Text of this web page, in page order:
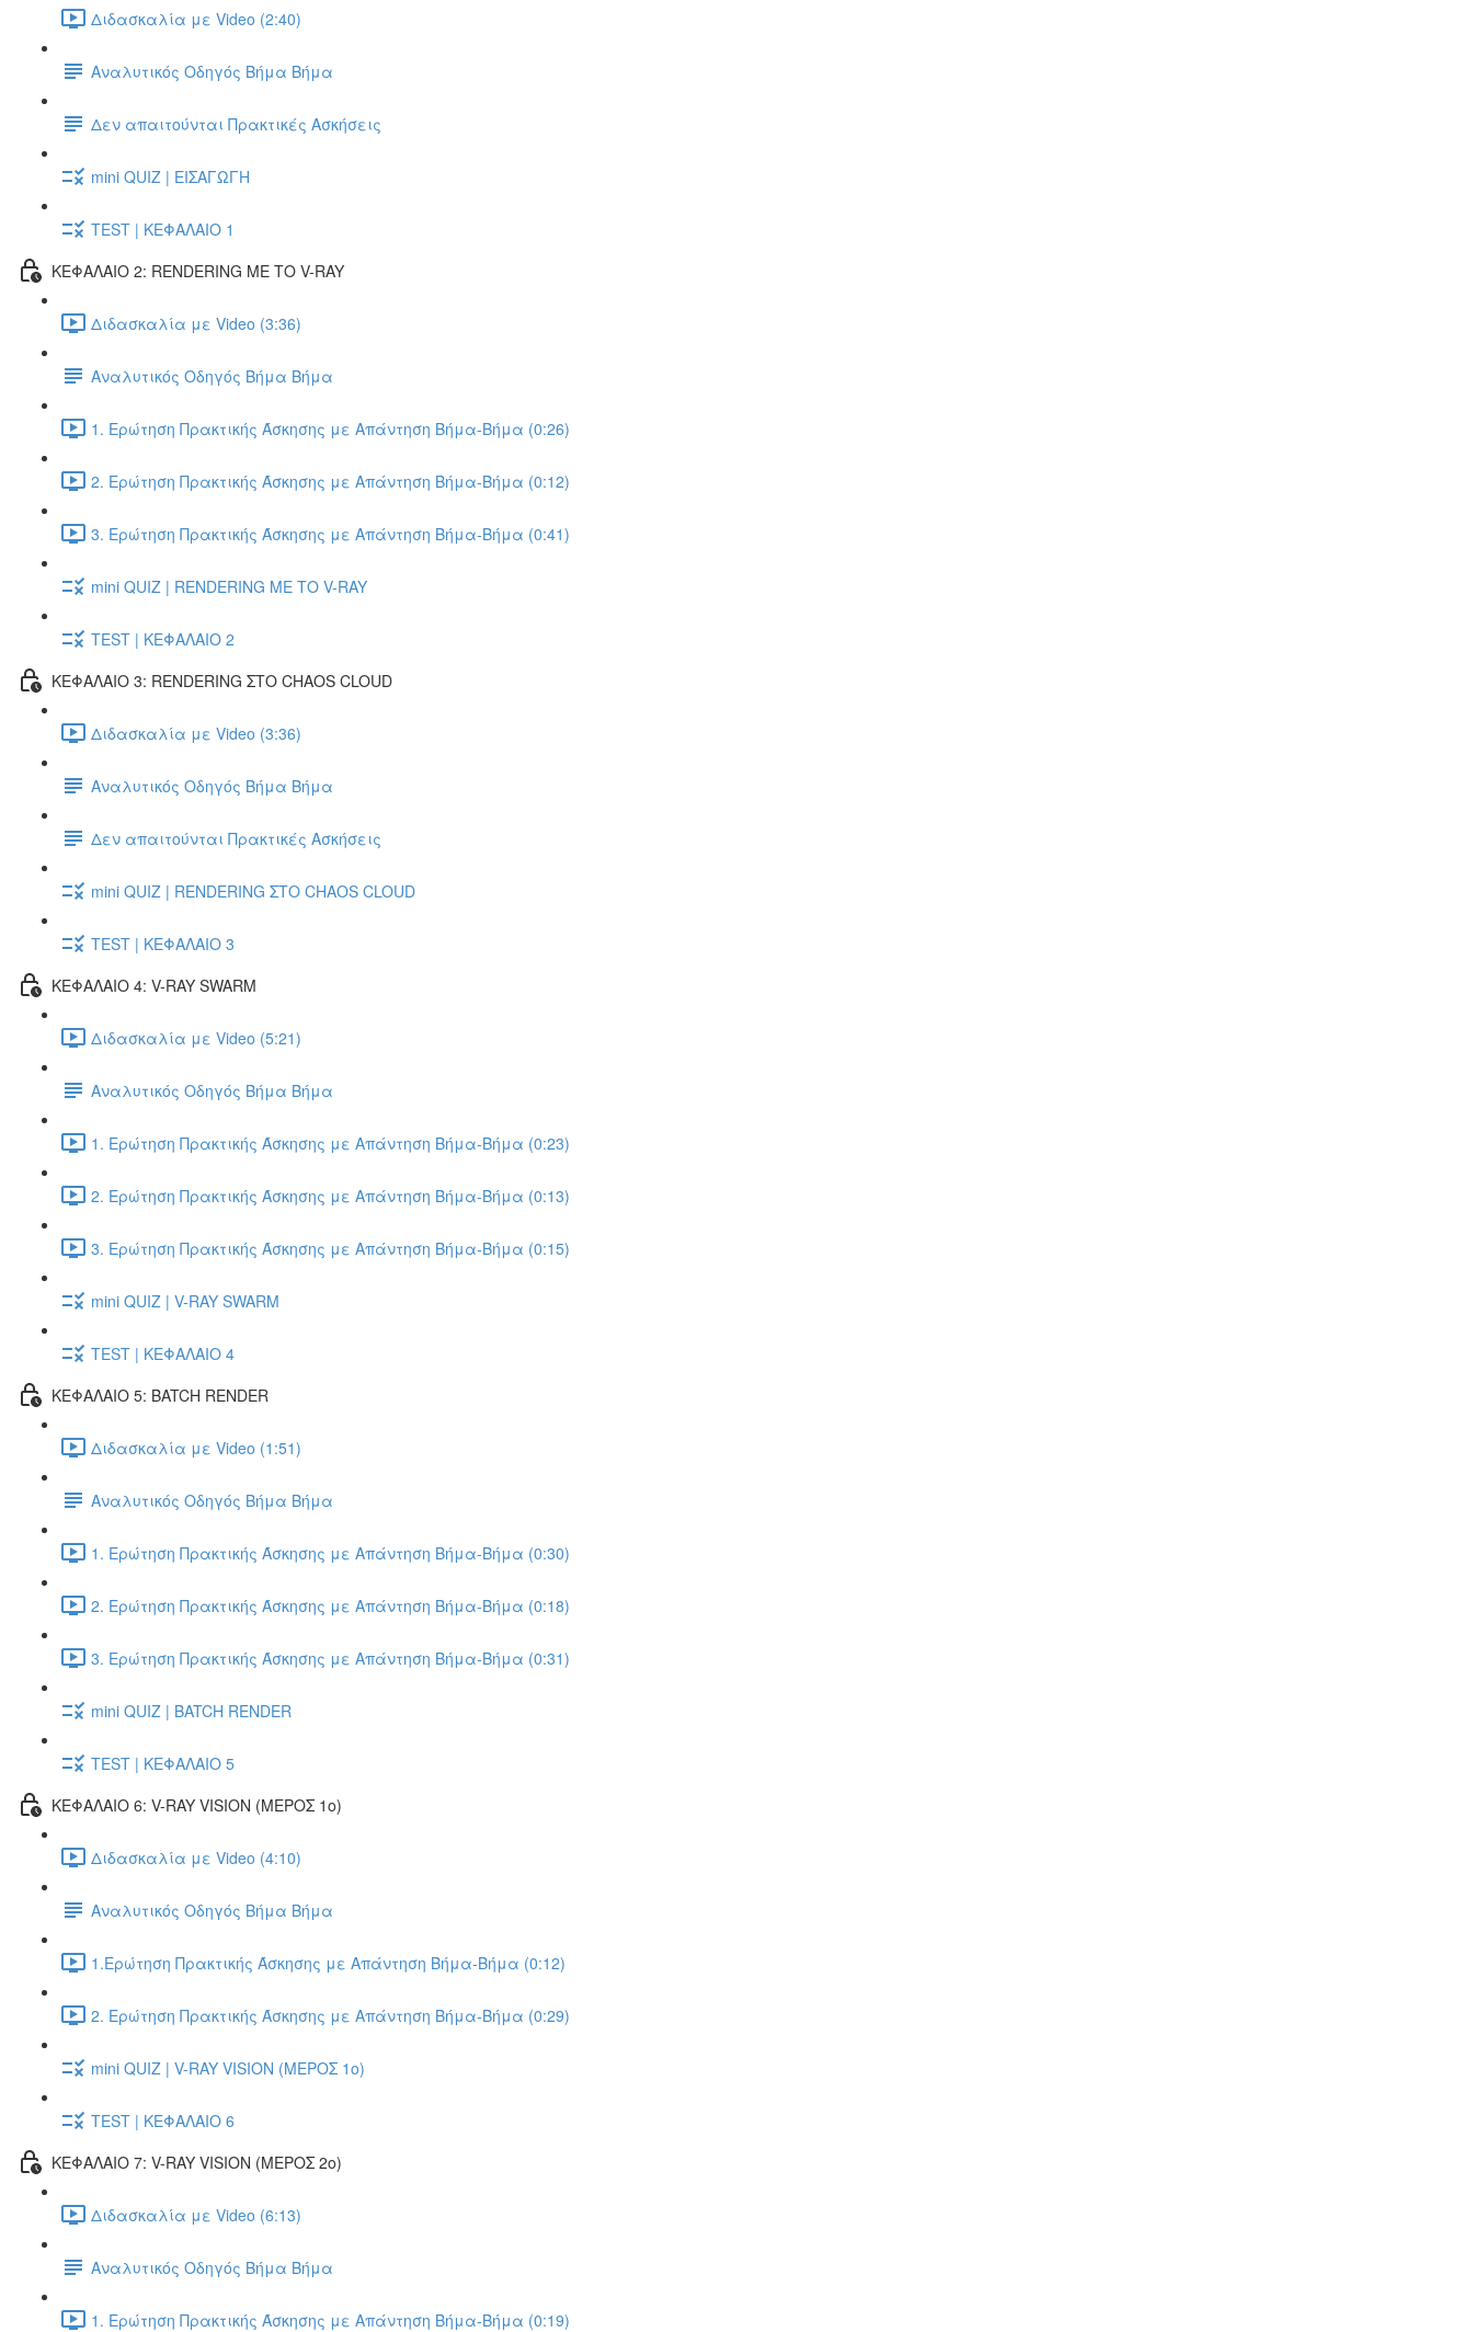
Διδασκαλία με Video (2:40)
Αναλυτικός Οδηγός Βήμα Βήμα
Δεν απαιτούνται Πρακτικές Ασκήσεις
mini QUIZ | ΕΙΣΑΓΩΓΗ
TEST | ΚΕΦΑΛΑΙΟ 1
ΚΕΦΑΛΑΙΟ 2: RENDERING ΜΕ ΤΟ V-RAY
Διδασκαλία με Video (3:36)
Αναλυτικός Οδηγός Βήμα Βήμα
1. Ερώτηση Πρακτικής Άσκησης με Απάντηση Βήμα-Βήμα (0:26)
2. Ερώτηση Πρακτικής Άσκησης με Απάντηση Βήμα-Βήμα (0:12)
3. Ερώτηση Πρακτικής Άσκησης με Απάντηση Βήμα-Βήμα (0:41)
mini QUIZ | RENDERING ΜΕ ΤΟ V-RAY
TEST | ΚΕΦΑΛΑΙΟ 2
ΚΕΦΑΛΑΙΟ 3: RENDERING ΣΤΟ CHAOS CLOUD
Διδασκαλία με Video (3:36)
Αναλυτικός Οδηγός Βήμα Βήμα
Δεν απαιτούνται Πρακτικές Ασκήσεις
mini QUIZ | RENDERING ΣΤΟ CHAOS CLOUD
TEST | ΚΕΦΑΛΑΙΟ 3
ΚΕΦΑΛΑΙΟ 4: V-RAY SWARM
Διδασκαλία με Video (5:21)
Αναλυτικός Οδηγός Βήμα Βήμα
1. Ερώτηση Πρακτικής Άσκησης με Απάντηση Βήμα-Βήμα (0:23)
2. Ερώτηση Πρακτικής Άσκησης με Απάντηση Βήμα-Βήμα (0:13)
3. Ερώτηση Πρακτικής Άσκησης με Απάντηση Βήμα-Βήμα (0:15)
mini QUIZ | V-RAY SWARM
TEST | ΚΕΦΑΛΑΙΟ 4
ΚΕΦΑΛΑΙΟ 5: BATCH RENDER
Διδασκαλία με Video (1:51)
Αναλυτικός Οδηγός Βήμα Βήμα
1. Ερώτηση Πρακτικής Άσκησης με Απάντηση Βήμα-Βήμα (0:30)
2. Ερώτηση Πρακτικής Άσκησης με Απάντηση Βήμα-Βήμα (0:18)
3. Ερώτηση Πρακτικής Άσκησης με Απάντηση Βήμα-Βήμα (0:31)
mini QUIZ | BATCH RENDER
TEST | ΚΕΦΑΛΑΙΟ 5
ΚΕΦΑΛΑΙΟ 6: V-RAY VISION (ΜΕΡΟΣ 1ο)
Διδασκαλία με Video (4:10)
Αναλυτικός Οδηγός Βήμα Βήμα
1.Ερώτηση Πρακτικής Άσκησης με Απάντηση Βήμα-Βήμα (0:12)
2. Ερώτηση Πρακτικής Άσκησης με Απάντηση Βήμα-Βήμα (0:29)
mini QUIZ | V-RAY VISION (ΜΕΡΟΣ 1ο)
TEST | ΚΕΦΑΛΑΙΟ 6
ΚΕΦΑΛΑΙΟ 7: V-RAY VISION (ΜΕΡΟΣ 2ο)
Διδασκαλία με Video (6:13)
Αναλυτικός Οδηγός Βήμα Βήμα
1. Ερώτηση Πρακτικής Άσκησης με Απάντηση Βήμα-Βήμα (0:19)